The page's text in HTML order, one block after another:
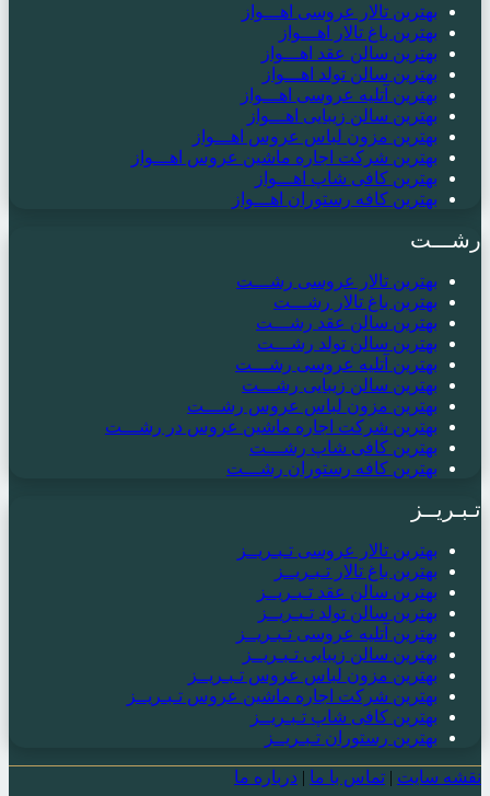
بهترین تالار عروسی اهـــواز
بهترین باغ تالار اهـــواز
بهترین سالن عقد اهـــواز
بهترین سالن تولد اهـــواز
بهترین آتلیه عروسی اهـــواز
بهترین سالن زیبایی اهـــواز
بهترین مزون لباس عروس اهـــواز
بهترین شرکت اجاره ماشین عروس اهـــواز
بهترین کافی شاپ اهـــواز
بهترین کافه رستوران اهـــواز
رشـــت
بهترین تالار عروسی رشـــت
بهترین باغ تالار رشـــت
بهترین سالن عقد رشـــت
بهترین سالن تولد رشـــت
بهترین آتلیه عروسی رشـــت
بهترین سالن زیبایی رشـــت
بهترین مزون لباس عروس رشـــت
بهترین شرکت اجاره ماشین عروس در رشـــت
بهترین کافی شاپ رشـــت
بهترین کافه رستوران رشـــت
تـبـریــز
بهترین تالار عروسی تـبـریــز
بهترین باغ تالار تـبـریــز
بهترین سالن عقد تـبـریــز
بهترین سالن تولد تـبـریــز
بهترین آتلیه عروسی تـبـریــز
بهترین سالن زیبایی تـبـریــز
بهترین مزون لباس عروس تـبـریــز
بهترین شرکت اجاره ماشین عروس تـبـریــز
بهترین کافی شاپ تـبـریــز
بهترین رستوران تـبـریــز
نقشه سایت | تماس با ما | درباره ما